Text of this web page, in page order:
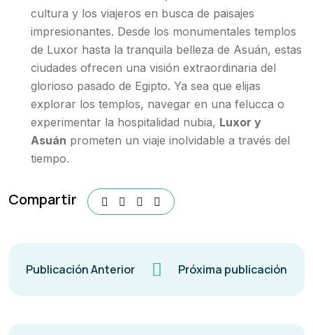
cultura y los viajeros en busca de paisajes
impresionantes. Desde los monumentales templos
de Luxor hasta la tranquila belleza de Asuán, estas
ciudades ofrecen una visión extraordinaria del
glorioso pasado de Egipto. Ya sea que elijas
explorar los templos, navegar en una felucca o
experimentar la hospitalidad nubia, Luxor y
Asuán prometen un viaje inolvidable a través del
tiempo.
Compartir
Publicación Anterior Próxima publicación